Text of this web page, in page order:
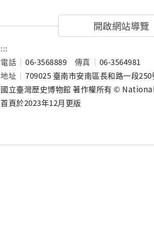
開啟網站導覽
:::
電話
06-3568889 傳真
06-3564981
地址
709025 臺南市安南區長和路一段250
國立臺灣歷史博物館 著作權所有 ©
首頁於2023年12月更版